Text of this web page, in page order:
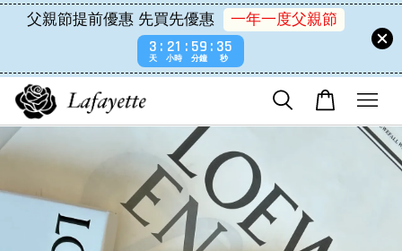
父親節提前優惠 先買先優惠
一年一度父親節
3
天
21
小時
59
分鐘
34
秒